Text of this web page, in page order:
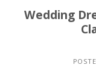
Wedding